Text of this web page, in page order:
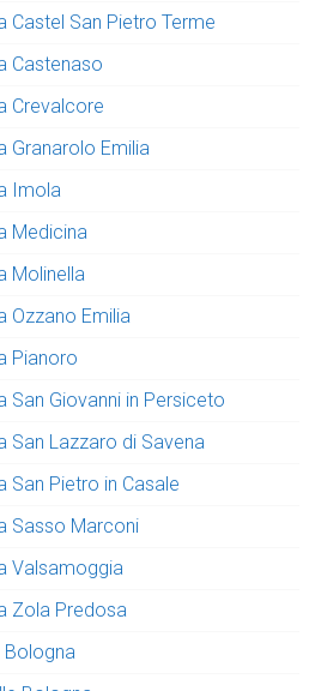
Castel San Pietro Terme
Castenaso
Crevalcore
Granarolo Emilia
Imola
Medicina
Molinella
Ozzano Emilia
Pianoro
San Giovanni in Persiceto
San Lazzaro di Savena
San Pietro in Casale
Sasso Marconi
Valsamoggia
Zola Predosa
Bologna